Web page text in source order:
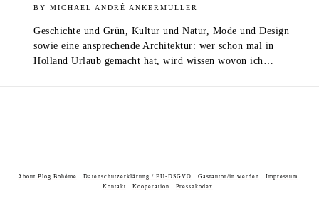
MICHAEL ANDRÉ ANKERMÜLLER
Geschichte und Grün, Kultur und Natur, Mode und Design
sowie eine ansprechende Architektur: wer schon mal in
Holland Urlaub gemacht hat, wird wissen wovon ich…
About Blog Bohème Datenschutzerklärung / EU-DSGVO Gastautor/in werden
Impressum
Kontakt
Kooperation Pressekodex